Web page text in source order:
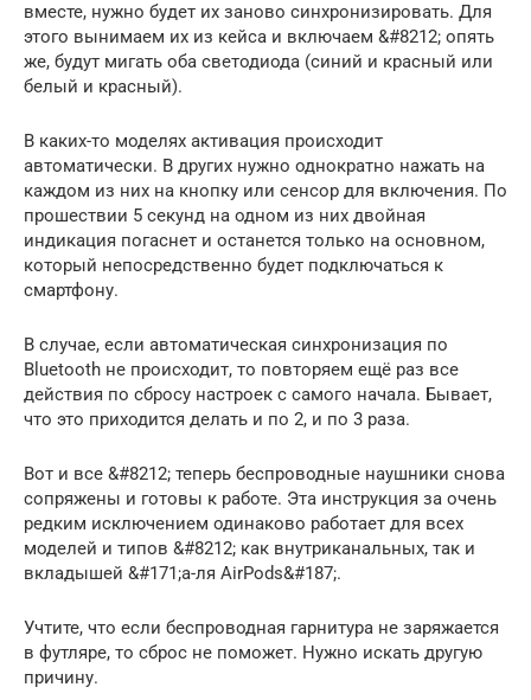
вместе, нужно будет их заново синхронизировать. Для
этого вынимаем их из кейса и включаем &#8212; опять
же, будут мигать оба светодиода (синий и красный или
белый и красный).
В каких-то моделях активация происходит
автоматически. В других нужно однократно нажать на
каждом из них на кнопку или сенсор для включения. По
прошествии 5 секунд на одном из них двойная
индикация погаснет и останется только на основном,
который непосредственно будет подключаться к
смартфону.
В случае, если автоматическая синхронизация по
Bluetooth не происходит, то повторяем ещё раз все
действия по сбросу настроек с самого начала. Бывает,
что это приходится делать и по 2, и по 3 раза.
Вот и все &#8212; теперь беспроводные наушники снова
сопряжены и готовы к работе. Эта инструкция за очень
редким исключением одинаково работает для всех
моделей и типов &#8212; как внутриканальных, так и
вкладышей &#171;а-ля AirPods&#187;.
Учтите, что если беспроводная гарнитура не заряжается
в футляре, то сброс не поможет. Нужно искать другую
причину.